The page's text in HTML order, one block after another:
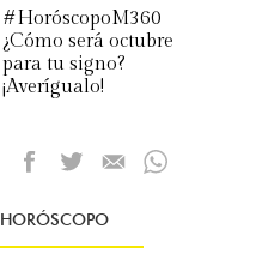
#HoróscopoM360
¿Cómo será octubre
para tu signo?
¡Averígualo!
HORÓSCOPO